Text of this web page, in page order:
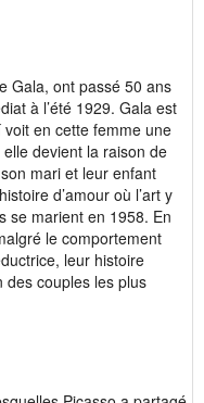
Gala, ont passé 50 ans
à l’été 1929. Gala est
en cette femme une
devient la raison de
mari et leur enfant
d’amour où l’art y
se marient en 1958. En
le comportement
leur histoire
des couples les plus